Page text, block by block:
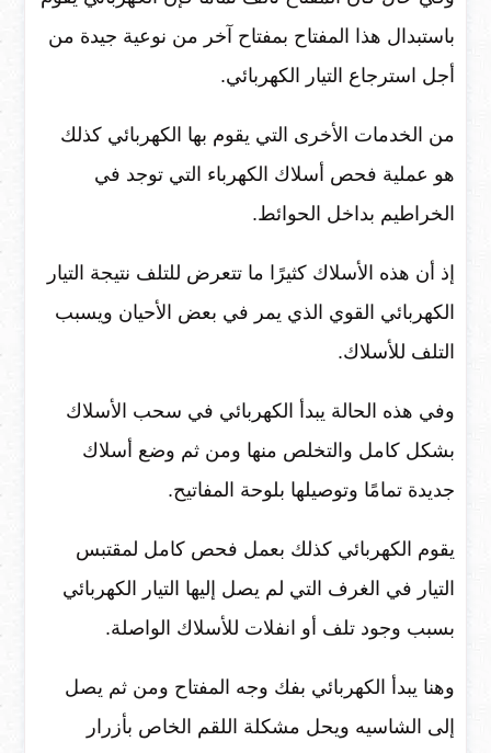
باستبدال هذا المفتاح بمفتاح آخر من نوعية جيدة من
أجل استرجاع التيار الكهربائي.
من الخدمات الأخرى التي يقوم بها الكهربائي كذلك
هو عملية فحص أسلاك الكهرباء التي توجد في
الخراطيم بداخل الحوائط.
إذ أن هذه الأسلاك كثيرًا ما تتعرض للتلف نتيجة التيار
الكهربائي القوي الذي يمر في بعض الأحيان ويسبب
التلف للأسلاك.
وفي هذه الحالة يبدأ الكهربائي في سحب الأسلاك
بشكل كامل والتخلص منها ومن ثم وضع أسلاك
جديدة تمامًا وتوصيلها بلوحة المفاتيح.
يقوم الكهربائي كذلك بعمل فحص كامل لمقتبس
التيار في الغرف التي لم يصل إليها التيار الكهربائي
بسبب وجود تلف أو انفلات للأسلاك الواصلة.
وهنا يبدأ الكهربائي بفك وجه المفتاح ومن ثم يصل
إلى الشاسيه ويحل مشكلة اللقم الخاص بأزرار